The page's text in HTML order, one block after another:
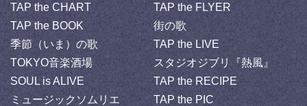
TAP the CHART
TAP the FLYER
TAP the BOOK
街の歌
季節（いま）の歌
TAP the LIVE
TOKYO音楽酒場
スタジオジブリ『熱風』
SOUL is ALIVE
TAP the RECIPE
ミュージックソムリエ
TAP the PIC